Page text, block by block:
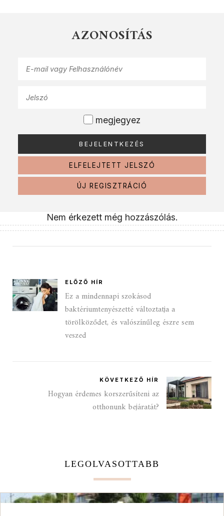
AZONOSÍTÁS
megjegyez
ELFELEJTETT JELSZÓ
ÚJ REGISZTRÁCIÓ
Nem érkezett még hozzászólás.
ELŐZŐ HÍR
Ez a mindennapi szokásod
baktériumtenyészetté változtatja a
törölköződet, és valószínűleg észre sem
veszed
KÖVETKEZŐ HÍR
Hogyan érdemes korszerűsíteni az
otthonunk bejáratát?
LEGOLVASOTTABB